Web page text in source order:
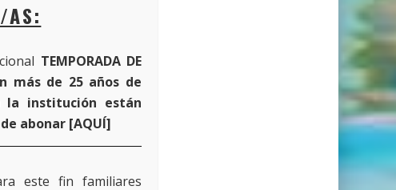
AS:
TEMPORADA DE
más de 25 años de
la institución están
abonar [AQUÍ]
este fin familiares